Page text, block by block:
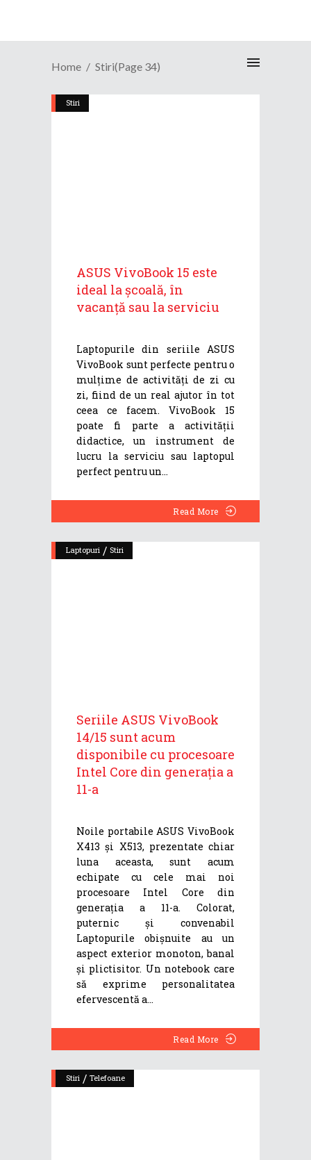
Home Stiri(Page 34)
Stiri
ASUS VivoBook 15 este
ideal la școală, în
vacanță sau la serviciu
Laptopurile din seriile ASUS
VivoBook sunt perfecte pentru o
mulțime de activități de zi cu
zi, fiind de un real ajutor în tot
ceea ce facem. VivoBook 15
poate fi parte a activității
didactice, un instrument de
lucru la serviciu sau laptopul
perfect pentru un
Read More
Laptopuri / Stiri
Seriile ASUS VivoBook
14/15 sunt acum
disponibile cu procesoare
Intel Core din generația a
11-a
Noile portabile ASUS VivoBook
X413 și X513, prezentate chiar
luna aceasta, sunt acum
echipate cu cele mai noi
procesoare Intel Core din
generația a 11-a. Colorat,
puternic și convenabil
Laptopurile obișnuite au un
aspect exterior monoton, banal
și plictisitor. Un notebook care
să exprime personalitatea
efervescentă a
Read More
Stiri / Telefoane